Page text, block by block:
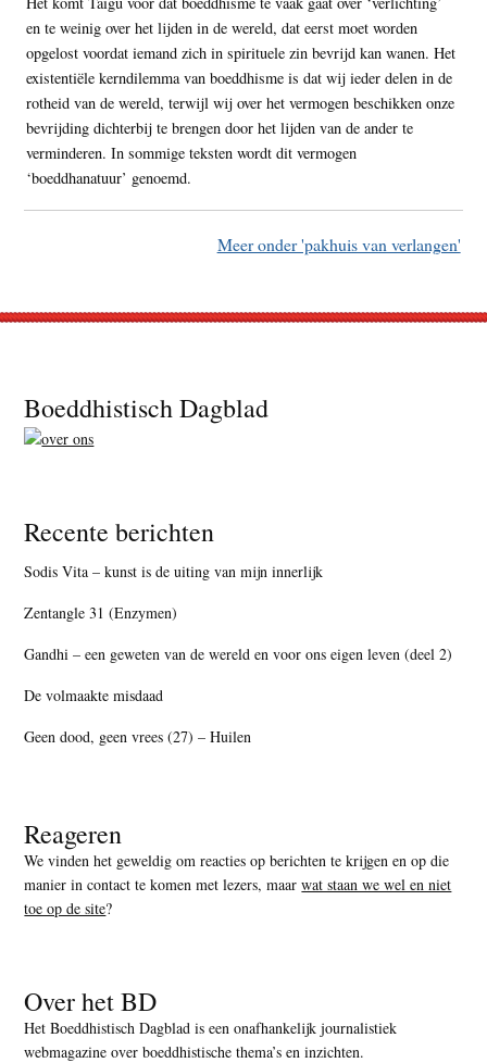
en te weinig over het lijden in de wereld, dat eerst moet worden
opgelost voordat iemand zich in spirituele zin bevrijd kan wanen. Het
existentiële kerndilemma van boeddhisme is dat wij ieder delen in de
rotheid van de wereld, terwijl wij over het vermogen beschikken onze
bevrijding dichterbij te brengen door het lijden van de ander te
verminderen. In sommige teksten wordt dit vermogen
‘boeddhanatuur’ genoemd.
Meer onder 'pakhuis van verlangen'
Footer
Boeddhistisch Dagblad
Recente berichten
Sodis Vita – kunst is de uiting van mijn innerlijk
Zentangle 31 (Enzymen)
Gandhi – een geweten van de wereld en voor ons eigen leven (deel 2)
De volmaakte misdaad
Geen dood, geen vrees (27) – Huilen
Reageren
We vinden het geweldig om reacties op berichten te krijgen en op die
manier in contact te komen met lezers, maarwat staan we wel en niet
toe op de site?
Over het BD
Het Boeddhistisch Dagblad is een onafhankelijk journalistiek
webmagazine over boeddhistische thema’s en inzichten.